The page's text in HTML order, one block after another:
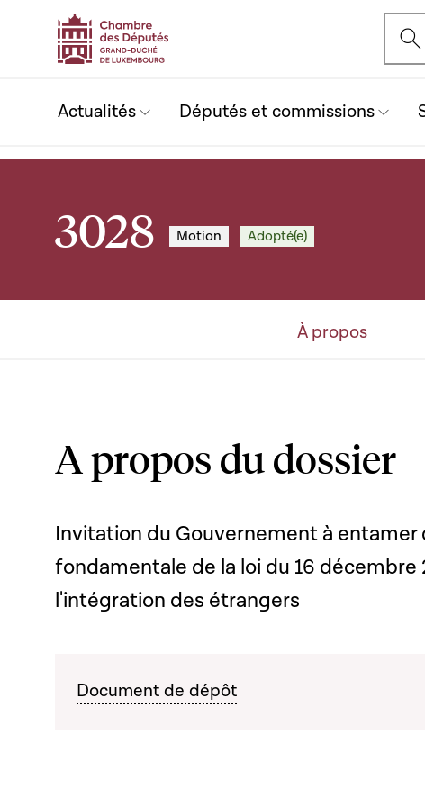
Actualités Députés et commissions
3028 Motion Adopté(e)
À propos
A propos du dossier
Invitation du Gouvernement à
fondamentale de la loi du 16
l'intégration des étrangers
Document de dépôt